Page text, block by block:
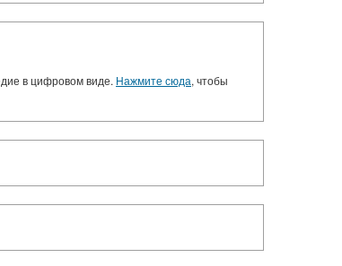
в цифровом виде. Нажмите сюда, чтобы